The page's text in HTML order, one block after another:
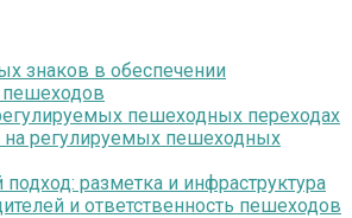
знаков в обеспечении
пешеходов
пешеходных переходах
на регулируемых пешеходных
разметка и инфраструктура
и ответственность пешеходов